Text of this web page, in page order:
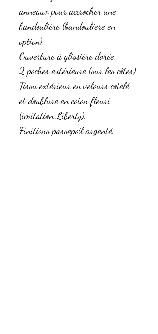
anneaux pour accrocher une
bandoulière (bandouliere en
option).
Ouverture à glissière dorée.
2 poches extérieure (sur les côtes)
Tissu extérieur en velours cotelé
et doublure en coton fleuri
(imitation Liberty).
Finitions passepoil argenté.